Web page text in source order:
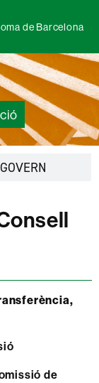
de Barcelona
Desplegar
de